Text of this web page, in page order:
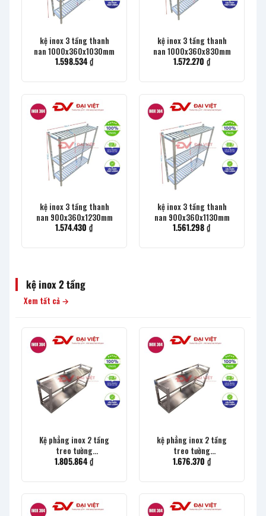
kệ inox 3 tầng thanh
nan 1000x360x1030mm
1.598.534₫
kệ inox 3 tầng thanh
nan 1000x360x830mm
1.572.270 ₫
kệ inox 3 tầng thanh
nan 900x360x1230mm
1.574.430 ₫
kệ inox 3 tầng thanh
nan 900x360x1130mm
1.561.298₫
kệ inox 2 tầng
Xem tất cả →
Kệ phẳng inox 2 tầng
treo tường
1800x300x400mm
1.805.864₫
kệ phẳng inox 2 tầng
treo tường
1500x300x400mm
1.676.370 ₫